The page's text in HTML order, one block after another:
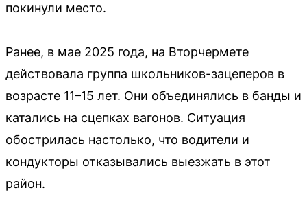
покинули место.
Ранее, в мае 2025 года, на Вторчермете
действовала группа школьников-зацеперов в
возрасте 11–15 лет. Они объединялись в банды и
катались на сцепках вагонов. Ситуация
обострилась настолько, что водители и
кондукторы отказывались выезжать в этот
район.